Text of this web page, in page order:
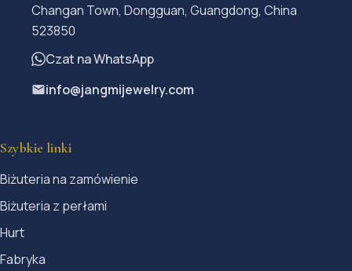
Changan Town, Dongguan, Guangdong, China
523850
Czat na WhatsApp
info@jangmijewelry.com
Szybkie linki
Biżuteria na zamówienie
Biżuteria z perłami
Hurt
Fabryka